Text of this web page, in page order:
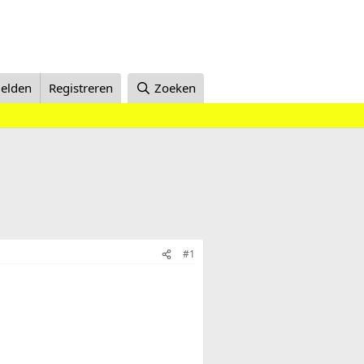
Registreren Zoeken
#1